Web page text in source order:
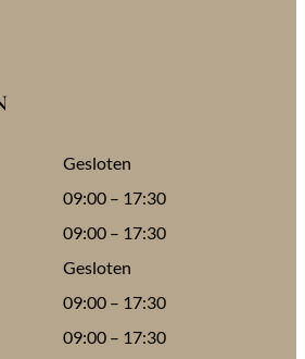
Gesloten
09:00 – 17:30
09:00 – 17:30
Gesloten
09:00 – 17:30
09:00 – 17:30